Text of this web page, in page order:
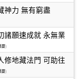
神力 無有窮盡
諸願速成就 永無業
要)
修地藏法門 可助往
要)